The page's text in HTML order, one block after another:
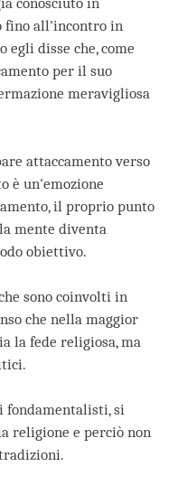
conosciuto in
fino all'incontro in
egli disse che, come
per il suo
meravigliosa
attaccamento verso
è un'emozione
il proprio punto
mente diventa
obiettivo.
sono coinvolti in
che nella maggior
la fede religiosa, ma
fondamentalisti, si
religione e perciò non